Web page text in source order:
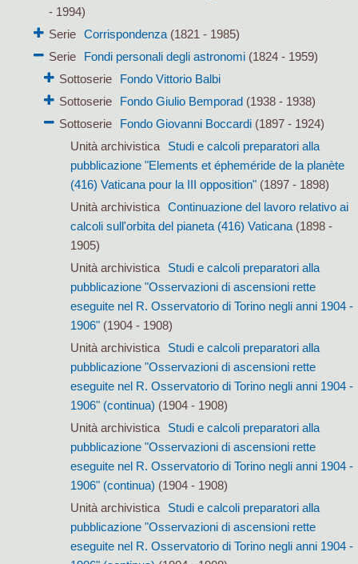
- 1994)
Serie Corrispondenza(1821 - 1985)
Serie
Fondi personali degli astronomi(1824 - 1959)
Sottoserie
Fondo Vittorio Balbi
Sottoserie
Fondo Giulio Bemporad (1938 - 1938)
Sottoserie
Fondo Giovanni Boccardi (1897 - 1924)
Unità archivistica
Studi e calcoli preparatori alla
pubblicazione "Elements et épheméride de la planète
(416) Vaticana pour la III opposition"(1897 - 1898)
Unità archivistica
Continuazione del lavoro relativo ai
calcoli sull'orbita del pianeta (416) Vaticana(1898 -
1905)
Unità archivistica
Studi e calcoli preparatori alla
pubblicazione "Osservazioni di ascensioni rette
eseguite nel R. Osservatorio di Torino negli anni 1904 -
1906"(1904 - 1908)
Unità archivistica
Studi e calcoli preparatori alla
pubblicazione "Osservazioni di ascensioni rette
eseguite nel R. Osservatorio di Torino negli anni 1904 -
1906" (continua) (1904 - 1908)
Unità archivistica
Studi e calcoli preparatori alla
pubblicazione "Osservazioni di ascensioni rette
eseguite nel R. Osservatorio di Torino negli anni 1904 -
1906" (continua) (1904 - 1908)
Unità archivistica
Studi e calcoli preparatori alla
pubblicazione "Osservazioni di ascensioni rette
eseguite nel R. Osservatorio di Torino negli anni 1904 -